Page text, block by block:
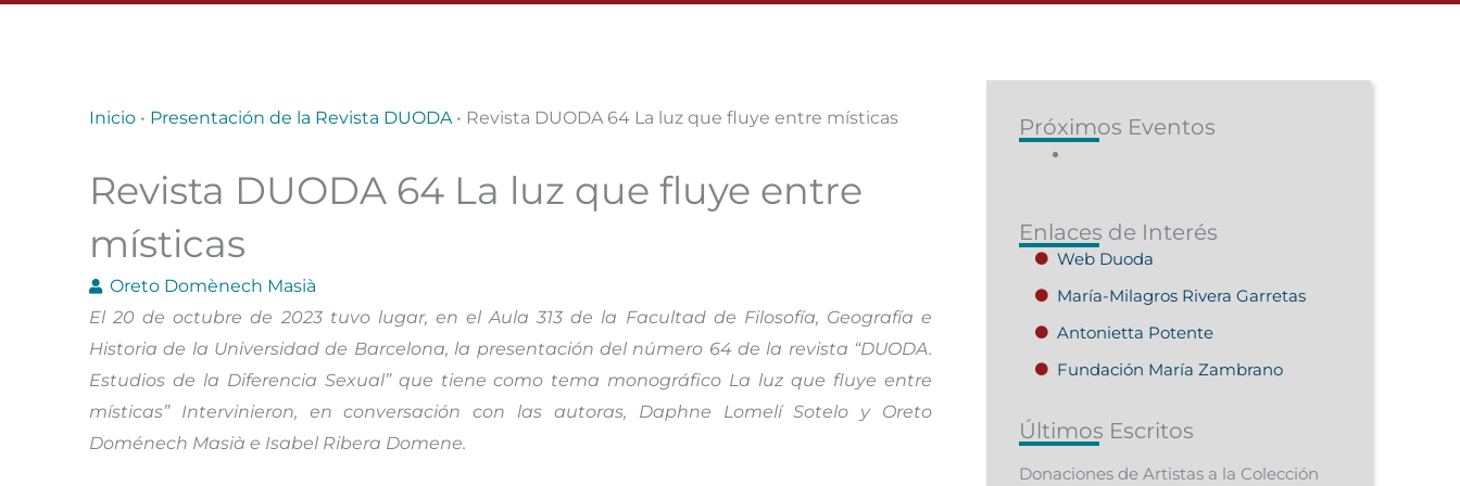
Inicio • Presentación de la Revista DUODA• Revista DUODA 64 La luz que fluye entre místicas
Revista DUODA 64 La luz que fluye entre
místicas
Oreto Domènech Masià
El 20 de octubre de 2023 tuvo lugar, en el Aula 313 de la Facultad de Filosofía, Geografía e
Historia de la Universidad de Barcelona, la presentación del número 64 de la revista “DUODA.
Estudios de la Diferencia Sexual” que tiene como tema monográfico La luz que fluye entre
místicas” Intervinieron, en conversación con las autoras, Daphne Lomelí Sotelo y Oreto
Doménech Masià e Isabel Ribera Domene.
Próximos Eventos
Enlaces de Interés
Web Duoda
María-Milagros Rivera Garretas
Antonietta Potente
Fundación María Zambrano
Últimos Escritos
Donaciones de Artistas a la Colección